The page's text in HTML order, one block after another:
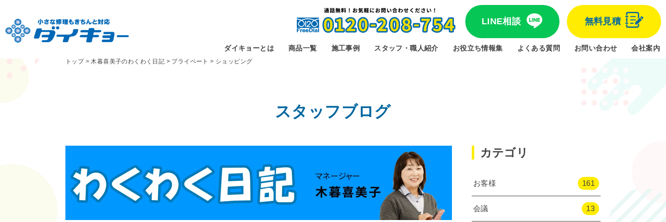
LINE相談 無料見積
ダイキョーとは 商品一覧 施工事例 スタッフ・職人紹介 お役立ち情報集 よくある質問 お問い合わせ 会社案内
トップ>木暮喜美子のわくわく日記 > プライベート > ショッピング
スタッフブログ
カテゴリ
お客様 161
会議 13